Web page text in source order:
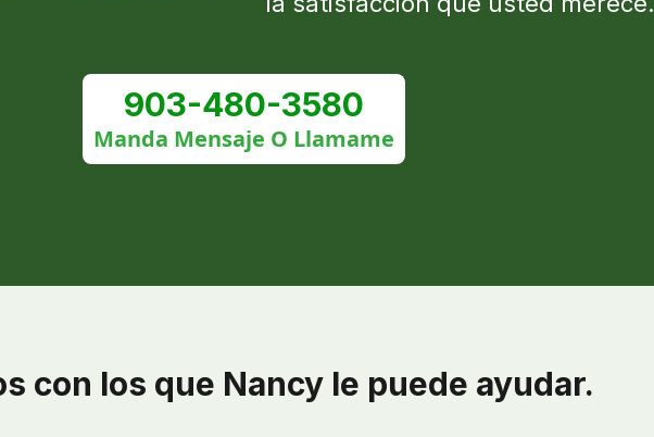
903-480-3580
Manda Mensaje O Llamame
con los que Nancy le puede ayudar.